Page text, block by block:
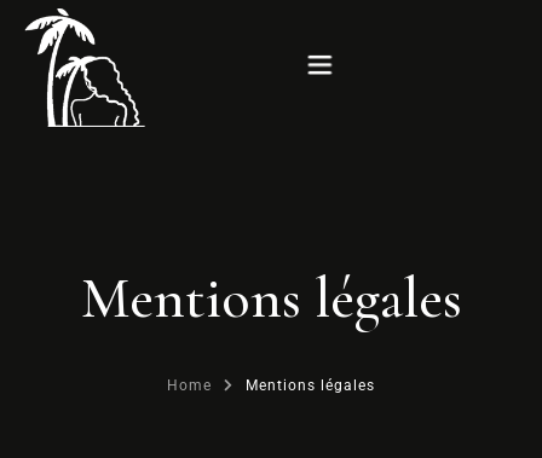
Location
Galerie
Mentions légales
Home Mentions légales